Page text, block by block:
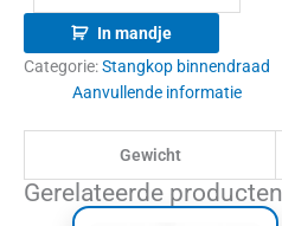
In mandje
Categorie:Stangkop binnendraad
Aanvullende informatie
Gewicht
Gerelateerde producten